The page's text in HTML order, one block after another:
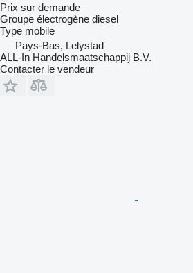
Prix sur demande
Groupe électrogène diesel
Type mobile
Pays-Bas, Lelystad
ALL-In Handelsmaatschappij B.V.
Contacter le vendeur